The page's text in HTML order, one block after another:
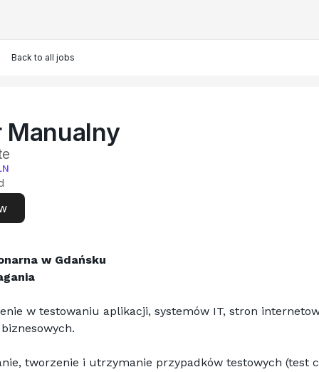
Back to all jobs
Manualny
w Gdańsku
w testowaniu aplikacji, systemów IT, stron
tworzenie i utrzymanie przypadków testowych (test